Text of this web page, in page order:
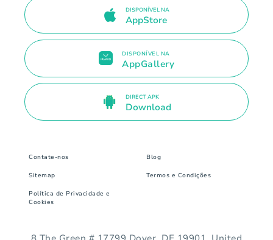
DISPONÍVEL NA
AppStore
DISPONÍVEL NA
AppGallery
DIRECT APK
Download
Contate-nos Blog
Sitemap Termos e Condições
Política de Privacidade e
Cookies